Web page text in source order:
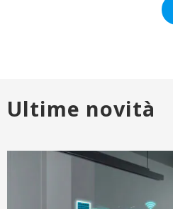
Ultime novità